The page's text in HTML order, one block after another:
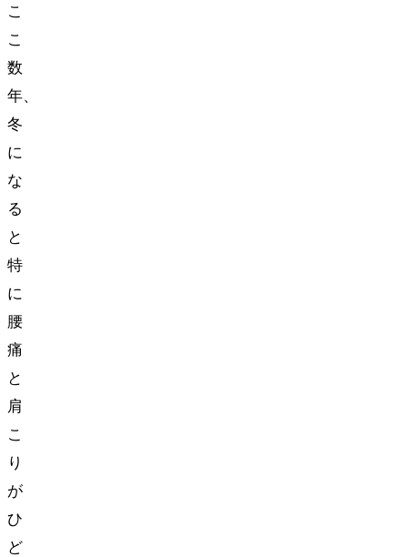
こ
こ
数
年、
冬
に
な
る
と
特
に
腰
痛
と
肩
こ
り
が
ひ
ど